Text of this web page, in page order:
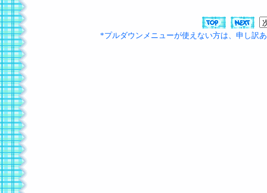
*プルダウンメニューが使えない方は、申し訳